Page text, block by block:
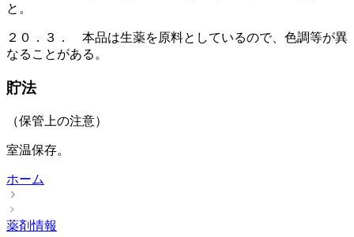
と。
２０．３． 本品は生薬を原料としているので、色調等が異
なることがある。
貯法
（保管上の注意）
室温保存。
ホーム
薬剤情報